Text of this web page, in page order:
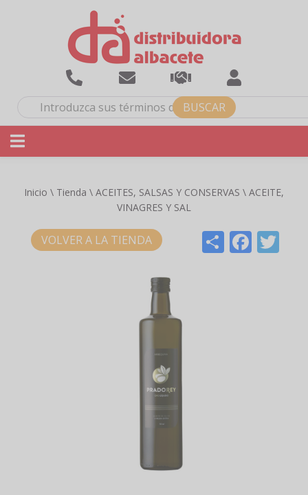
SOBRESCRIBIR
ENLACES
DE
NAVEGACIÓN
Inicio Tienda ACEITES, SALSAS Y CONSERVAS
ACEITE,
VINAGRES Y SAL
VOLVER A LA TIENDA Share